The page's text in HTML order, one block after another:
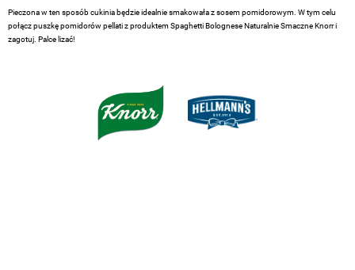
Pieczona w ten sposób cukinia będzie idealnie smakowała z sosem pomidorowym. W tym celu
połącz puszkę pomidorów pellati z produktem Spaghetti Bolognese Naturalnie Smaczne Knorr i
zagotuj. Palce lizać!